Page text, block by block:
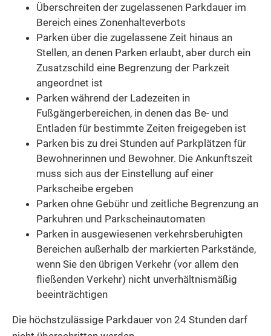
Überschreiten der zugelassenen Parkdauer im
Bereich eines Zonenhalteverbots
Parken über die zugelassene Zeit hinaus an
Stellen, an denen Parken erlaubt, aber durch ein
Zusatzschild eine Begrenzung der Parkzeit
angeordnet ist
Parken während der Ladezeiten in
Fußgängerbereichen, in denen das Be- und
Entladen für bestimmte Zeiten freigegeben ist
Parken bis zu drei Stunden auf Parkplätzen für
Bewohnerinnen und Bewohner. Die Ankunftszeit
muss sich aus der Einstellung auf einer
Parkscheibe ergeben
Parken ohne Gebühr und zeitliche Begrenzung an
Parkuhren und Parkscheinautomaten
Parken in ausgewiesenen verkehrsberuhigten
Bereichen außerhalb der markierten Parkstände,
wenn Sie den übrigen Verkehr (vor allem den
fließenden Verkehr) nicht unverhältnismäßig
beeinträchtigen
Die höchstzulässige Parkdauer von 24 Stunden darf